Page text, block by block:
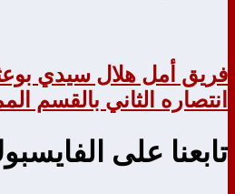
فريق أمل هلال سيدي
انتصاره الثاني بالقسم
تابعنا على